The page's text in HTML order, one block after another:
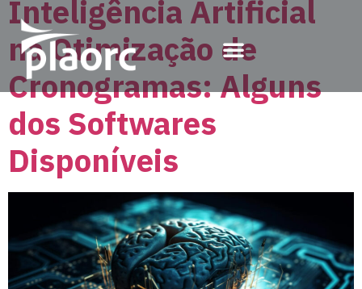
Inteligência Artificial
na Otimização de
Cronogramas: Alguns
dos Softwares
Disponíveis